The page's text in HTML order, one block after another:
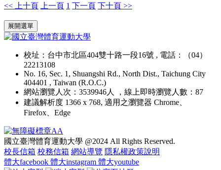
<< 上十頁
上一頁 1 下一頁 下十頁 >>
展開選單
校址：台中市北區404雙十路一段16號 , 電話：（04）
22213108
No. 16, Sec. 1, Shuangshi Rd., North Dist., Taichung City
404401 , Taiwan (R.O.C.)
網站瀏覽人次：3539946人 ，線上即時瀏覽人數：87
建議解析度 1366 x 768, 適用之瀏覽器 Chrome、
Firefox、Edge
國立臺灣體育運動大學 @2024 All Rights Reserved.
校長信箱 校務信箱 網站導覽 隱私權政策說明
體大facebook 體大instagram 體大youtube